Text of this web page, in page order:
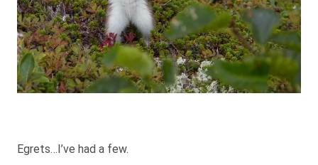
Egrets…I’ve had a few.